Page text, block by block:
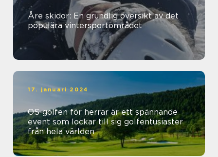
Åre skidor: En grundlig översikt av det
populära vintersportområdet
17. januari 2024
OS-golfen för herrar är ett spännande
event som lockar till sig golfentusiaster
från hela världen